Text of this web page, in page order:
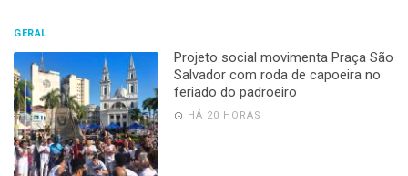
GERAL
Projeto social movimenta Praça São
Salvador com roda de capoeira no
feriado do padroeiro
HÁ 20 HORAS